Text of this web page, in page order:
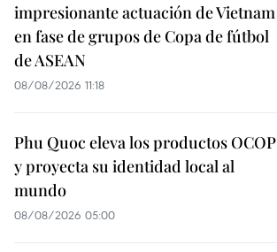
impresionante actuación de Vietnam
en fase de grupos de Copa de fútbol
de ASEAN
08/08/2026 11:18
Phu Quoc eleva los productos OCOP
y proyecta su identidad local al
mundo
08/08/2026 05:00